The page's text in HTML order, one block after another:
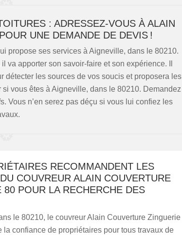
: ADRESSEZ-VOUS À ALAIN
UNE DEMANDE DE DEVIS !
propose ses services à Aigneville, dans le 80210.
va apporter son savoir-faire et son expérience. Il
détecter les sources de vos soucis et proposera les
vous êtes à Aigneville, dans le 80210. Demandez
Vous n’en serez pas déçu si vous lui confiez les
RECOMMANDENT LES
COUVREUR ALAIN COUVERTURE
80 POUR LA RECHERCHE DES
le 80210, le couvreur Alain Couverture Zinguerie
la confiance de propriétaires pour tous travaux de